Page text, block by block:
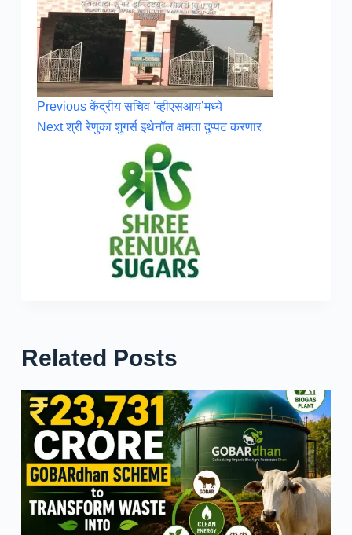
Previousकेंद्रीय सचिव ‘व्हीएसआय’मध्ये
Nextश्री रेणुका शुगर्स इथेनॉल क्षमता दुप्पट करणार
Related Posts